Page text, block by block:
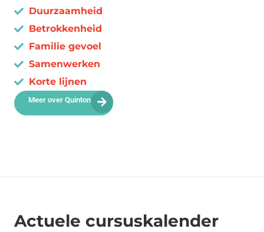
Duurzaamheid
Betrokkenheid
Familie gevoel
Samenwerken
Korte lijnen
Meer over Quinton
Actuele cursuskalender